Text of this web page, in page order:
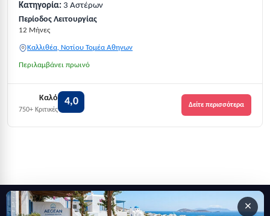
Κατηγορία: 3 Αστέρων
Περίοδος Λειτουργίας
12 Μήνες
Καλλιθέα, Νοτίου Τομέα Αθηνων
Περιλαμβάνει πρωινό
Καλό
750+ Κριτικές
4,0 Δείτε περισσότερα
×